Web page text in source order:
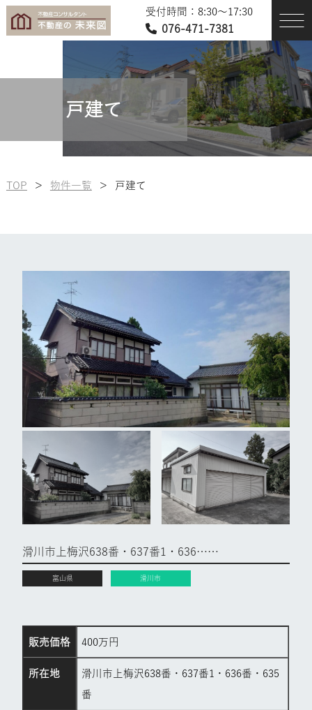
受付時間：8:30〜17:30
076-471-7381
戸建て
TOP ＞ 物件一覧 ＞ 戸建て
滑川市上梅沢638番・637番1・636……
富山県 滑川市
販売価格 400万円
所在地
滑川市上梅沢638番・637番1・636番・635
番